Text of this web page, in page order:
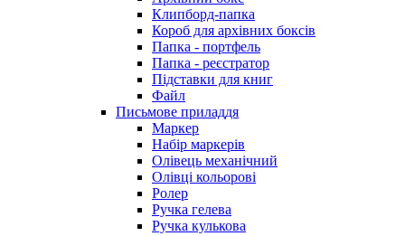
Клипборд-папка
Короб для архівних боксів
Папка - портфель
Папка - реєстратор
Підставки для книг
Файл
Письмове приладдя
Маркер
Набір маркерів
Олівець механічний
Олівці кольорові
Ролер
Ручка гелева
Ручка кулькова